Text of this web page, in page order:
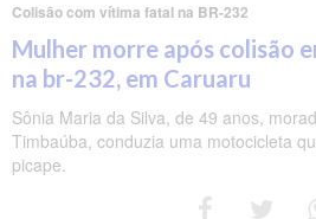
Colisão com vítima fatal na BR-232
Mulher morre após colisão
na br-232, em Caruaru
Sônia Maria da Silva, de 49 anos,
Timbaúba, conduzia uma motocicleta
picape.